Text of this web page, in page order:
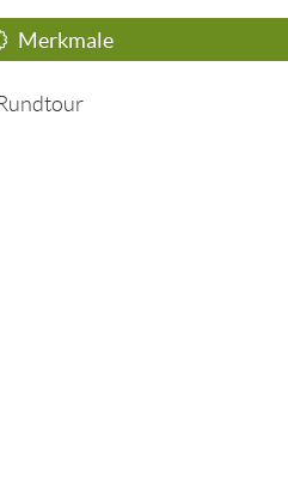
Merkmale
Rundtour